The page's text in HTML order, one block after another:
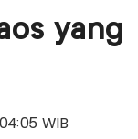
yang
WIB